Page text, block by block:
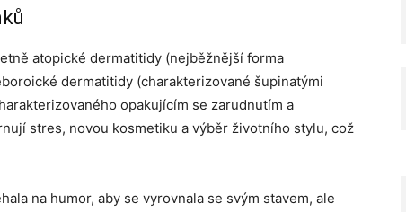
atopické dermatitidy (nejběžnější forma
dermatitidy (charakterizované šupinatými
opakujícím se zarudnutím a
stres, novou kosmetiku a výběr životního stylu, což
na humor, aby se vyrovnala se svým stavem, ale